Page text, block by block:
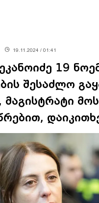
19.11.2024 / 01:41
19
შესაძლო
მაგისტრატი